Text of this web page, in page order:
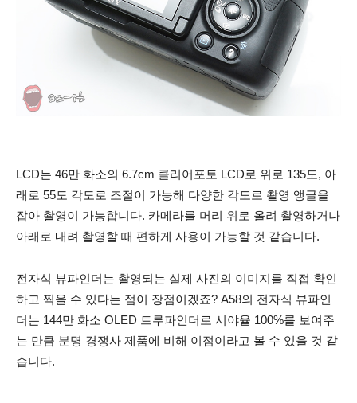
LCD는 46만 화소의 6.7cm 클리어포토 LCD로 위로 135도, 아
래로 55도 각도로 조절이 가능해 다양한 각도로 촬영 앵글을
잡아 촬영이 가능합니다. 카메라를 머리 위로 올려 촬영하거나
아래로 내려 촬영할 때 편하게 사용이 가능할 것 같습니다.
전자식 뷰파인더는 촬영되는 실제 사진의 이미지를 직접 확인
하고 찍을 수 있다는 점이 장점이겠죠? A58의 전자식 뷰파인
더는 144만 화소 OLED 트루파인더로 시야율 100%를 보여주
는 만큼 분명 경쟁사 제품에 비해 이점이라고 볼 수 있을 것 같
습니다.